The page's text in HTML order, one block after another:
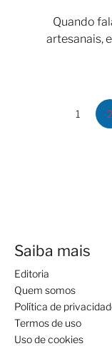
Quando
artesanais,
1 2
Saiba mais
Editoria
Quem somos
Política de
Termos de uso
Uso de cookies